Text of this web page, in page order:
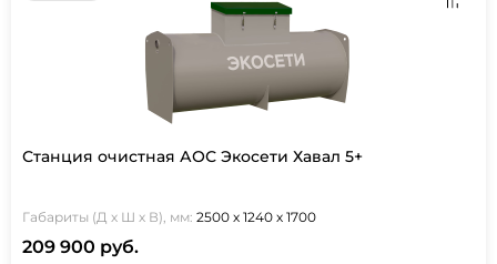
Станция очистная АОС Экосети Хавал 5+
Габариты (Д х Ш х В), мм: 2500 х 1240 х 1700
209 900 руб.